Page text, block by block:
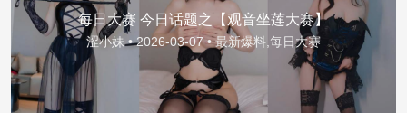
每日大赛 今日话题之【观音坐莲大赛】
涩小妹 •2026-03-07 •最新爆料,每日大赛